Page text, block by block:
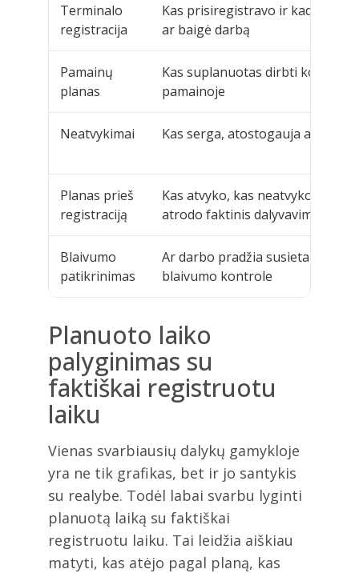
Terminalo
registracija
Kas prisiregistravo ir kada
ar baigė darbą
Pamainų
planas
Kas suplanuotas dirbti
pamainoje
Neatvykimai Kas serga, atostogauja ar
Planas prieš
registraciją
Kas atvyko, kas neatvyko ir kaip
atrodo faktinis dalyvavimas
Blaivumo
patikrinimas
Ar darbo pradžia susieta su
blaivumo kontrole
Planuoto laiko
palyginimas su
faktiškai registruotu
laiku
Vienas svarbiausių dalykų gamykloje
yra ne tik grafikas, bet ir jo santykis
su realybe. Todėl labai svarbu lyginti
planuotą laiką su faktiškai
registruotu laiku. Tai leidžia aiškiau
matyti, kas atėjo pagal planą, kas